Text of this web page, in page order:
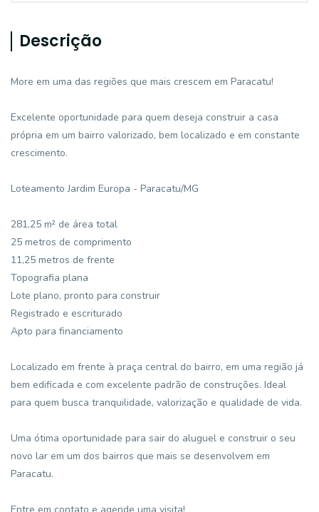
Descrição
More em uma das regiões que mais crescem em Paracatu!
Excelente oportunidade para quem deseja construir a casa
própria em um bairro valorizado, bem localizado e em constante
crescimento.
Loteamento Jardim Europa - Paracatu/MG
281,25 m² de área total
25 metros de comprimento
11,25 metros de frente
Topografia plana
Lote plano, pronto para construir
Registrado e escriturado
Apto para financiamento
Localizado em frente à praça central do bairro, em uma região já
bem edificada e com excelente padrão de construções. Ideal
para quem busca tranquilidade, valorização e qualidade de vida.
Uma ótima oportunidade para sair do aluguel e construir o seu
novo lar em um dos bairros que mais se desenvolvem em
Paracatu.